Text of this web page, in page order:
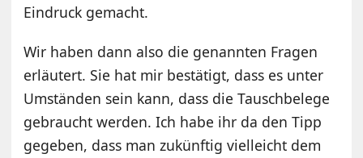
Eindruck gemacht.
Wir haben dann also die genannten Fragen
erläutert. Sie hat mir bestätigt, dass es unter
Umständen sein kann, dass die Tauschbelege
gebraucht werden. Ich habe ihr da den Tipp
gegeben, dass man zukünftig vielleicht dem